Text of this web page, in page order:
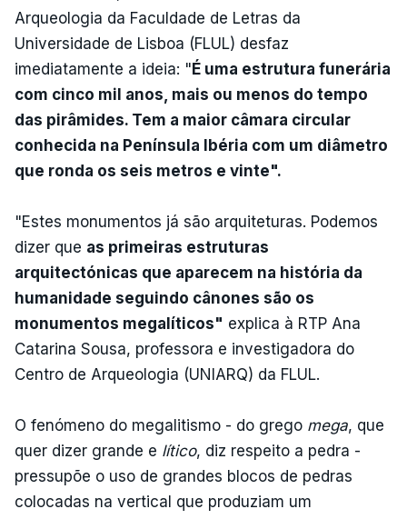
Arqueologia da Faculdade de Letras da
Universidade de Lisboa (FLUL) desfaz
imediatamente a ideia: "É uma estrutura funerária
com cinco mil anos, mais ou menos do tempo
das pirâmides. Tem a maior câmara circular
conhecida na Península Ibéria com um diâmetro
que ronda os seis metros e vinte".
"Estes monumentos já são arquiteturas. Podemos
dizer que as primeiras estruturas
arquitectónicas que aparecem na história da
humanidade seguindo cânones são os
monumentos megalíticos" explica à RTP Ana
Catarina Sousa, professora e investigadora do
Centro de Arqueologia (UNIARQ) da FLUL.
O fenómeno do megalitismo - do grego mega, que
quer dizer grande e lítico, diz respeito a pedra -
pressupõe o uso de grandes blocos de pedras
colocadas na vertical que produziam um